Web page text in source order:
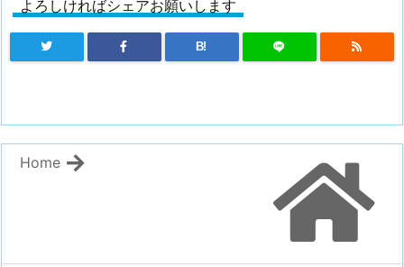
よろしければシェアお願いします
B!
Home